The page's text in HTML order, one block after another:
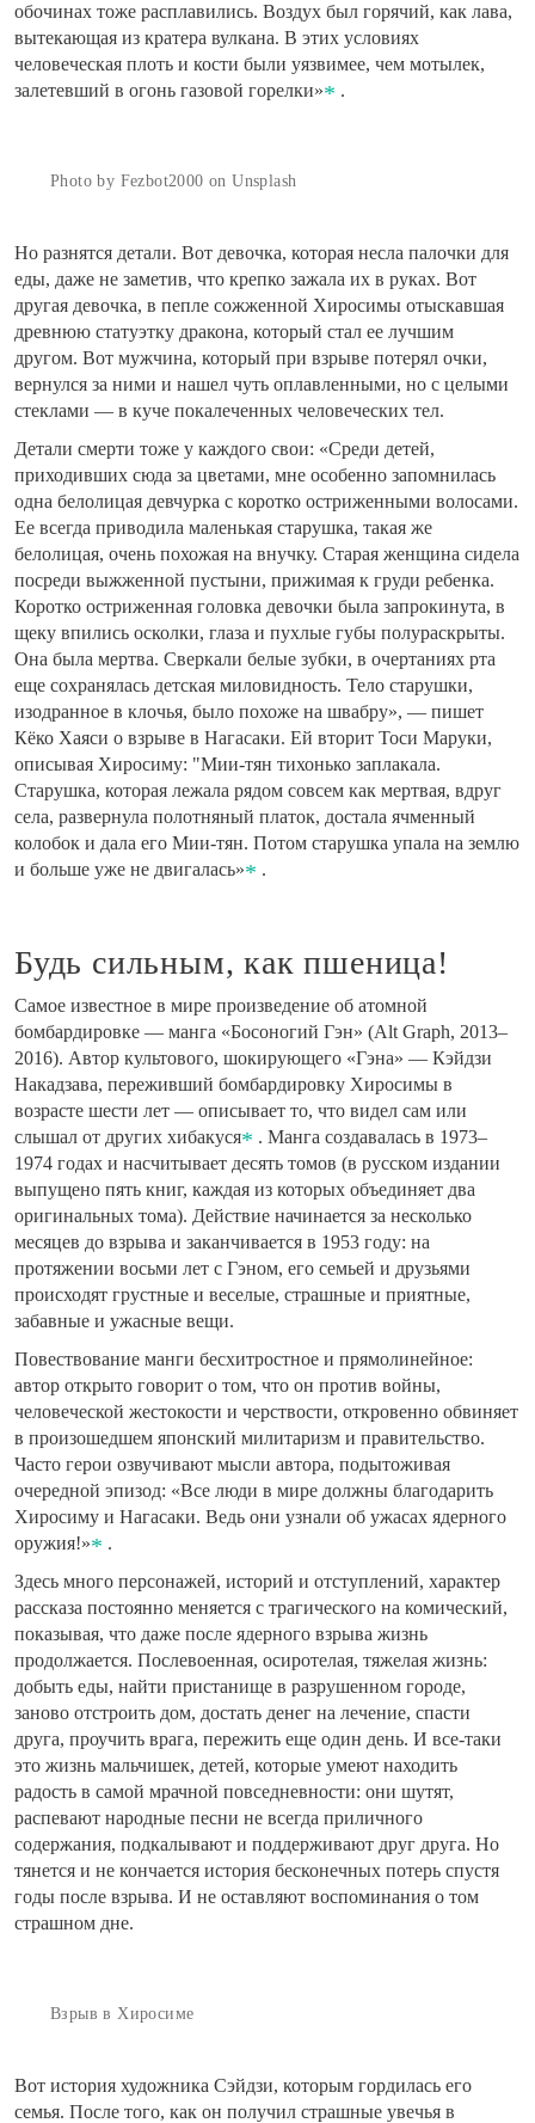
обочинах тоже расплавились. Воздух был горячий, как лава,
вытекающая из кратера вулкана. В этих условиях
человеческая плоть и кости были уязвимее, чем мотылек,
залетевший в огонь газовой горелки»
.
Photo by Fezbot2000 on Unsplash
Но разнятся детали. Вот девочка, которая несла палочки для
еды, даже не заметив, что крепко зажала их в руках. Вот
другая девочка, в пепле сожженной Хиросимы отыскавшая
древнюю статуэтку дракона, который стал ее лучшим
другом. Вот мужчина, который при взрыве потерял очки,
вернулся за ними и нашел чуть оплавленными, но с целыми
стеклами — в куче покалеченных человеческих тел.
Детали смерти тоже у каждого свои: «Среди детей,
приходивших сюда за цветами, мне особенно запомнилась
одна белолицая девчурка с коротко остриженными волосами.
Ее всегда приводила маленькая старушка, такая же
белолицая, очень похожая на внучку. Старая женщина сидела
посреди выжженной пустыни, прижимая к груди ребенка.
Коротко остриженная головка девочки была запрокинута, в
щеку впились осколки, глаза и пухлые губы полураскрыты.
Она была мертва. Сверкали белые зубки, в очертаниях рта
еще сохранялась детская миловидность. Тело старушки,
изодранное в клочья, было похоже на швабру», — пишет
Кёко Хаяси о взрыве в Нагасаки. Ей вторит Тоси Маруки,
описывая Хиросиму: "Мии-тян тихонько заплакала.
Старушка, которая лежала рядом совсем как мертвая, вдруг
села, развернула полотняный платок, достала ячменный
колобок и дала его Мии-тян. Потом старушка упала на землю
и больше уже не двигалась»
.
Будь сильным, как пшеница!
Самое известное в мире произведение об атомной
бомбардировке — манга «Босоногий Гэн» (Alt Graph, 2013–
2016). Автор культового, шокирующего «Гэна» — Кэйдзи
Накадзава, переживший бомбардировку Хиросимы в
возрасте шести лет — описывает то, что видел сам или
слышал от других хибакуся
. Манга создавалась в 1973–
1974 годах и насчитывает десять томов (в русском издании
выпущено пять книг, каждая из которых объединяет два
оригинальных тома). Действие начинается за несколько
месяцев до взрыва и заканчивается в 1953 году: на
протяжении восьми лет с Гэном, его семьей и друзьями
происходят грустные и веселые, страшные и приятные,
забавные и ужасные вещи.
Повествование манги бесхитростное и прямолинейное:
автор открыто говорит о том, что он против войны,
человеческой жестокости и черствости, откровенно обвиняет
в произошедшем японский милитаризм и правительство.
Часто герои озвучивают мысли автора, подытоживая
очередной эпизод: «Все люди в мире должны благодарить
Хиросиму и Нагасаки. Ведь они узнали об ужасах ядерного
оружия!»
.
Здесь много персонажей, историй и отступлений, характер
рассказа постоянно меняется с трагического на комический,
показывая, что даже после ядерного взрыва жизнь
продолжается. Послевоенная, осиротелая, тяжелая жизнь:
добыть еды, найти пристанище в разрушенном городе,
заново отстроить дом, достать денег на лечение, спасти
друга, проучить врага, пережить еще один день. И все-таки
это жизнь мальчишек, детей, которые умеют находить
радость в самой мрачной повседневности: они шутят,
распевают народные песни не всегда приличного
содержания, подкалывают и поддерживают друг друга. Но
тянется и не кончается история бесконечных потерь спустя
годы после взрыва. И не оставляют воспоминания о том
страшном дне.
Взрыв в Хиросиме
Вот история художника Сэйдзи, которым гордилась его
семья. После того, как он получил страшные увечья в